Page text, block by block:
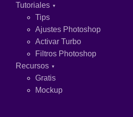
Tutoriales
Tips
Ajustes Photoshop
Activar Turbo
Filtros Photoshop
Recursos
Gratis
Mockup